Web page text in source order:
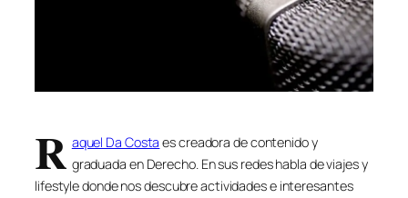
R aquel Da Costa es creadora de contenido y
graduada en Derecho. En sus redes habla de viajes y
lifestyle donde nos descubre actividades e interesantes